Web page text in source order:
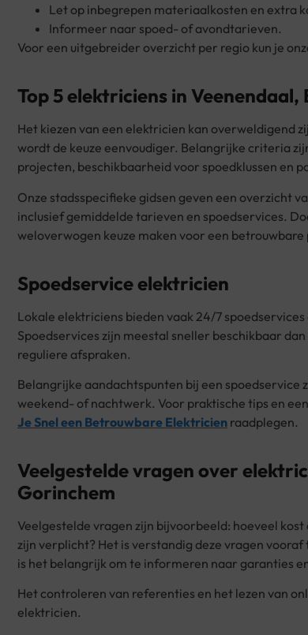
Let op inbegrepen materiaalkosten en extra
Informeer naar spoed- of avondtarieven.
Voor een uitgebreider overzicht per regio kun je
Top 5 elektriciens in
Het kiezen van een elektricien kan overweldigend
wordt de keuze eenvoudiger. Belangrijke criteria
projecten, beschikbaarheid voor spoedklussen en
Onze stadsspecifieke gidsen geven een overzicht
inclusief gemiddelde tarieven en spoedservices.
weloverwogen keuze maken voor een betrouwbare
Spoedservice elektricien
Lokale elektriciens bieden vaak 24/7
Spoedservices zijn meestal sneller beschikbaar
reguliere afspraken.
Belangrijke aandachtspunten bij een
weekend- of nachtwerk. Voor praktische tips en
Je Snel een Betrouwbare Elektricien raadplegen.
Veelgestelde vragen over
Gorinchem
Veelgestelde vragen zijn bijvoorbeeld: hoeveel
zijn verplicht? Het is verstandig deze vragen
is het belangrijk om te informeren naar garanties
Het controleren van referenties en het lezen van
elektricien.